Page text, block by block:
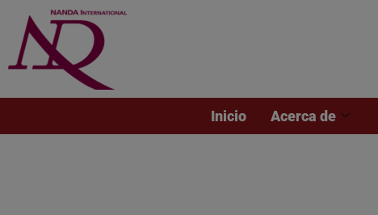
Inicio Acerca de